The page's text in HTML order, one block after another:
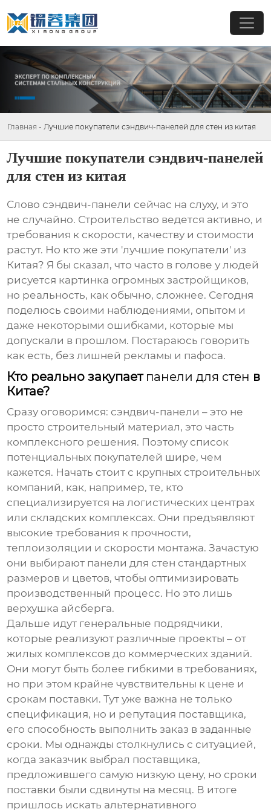
Главная - Лучшие покупатели сэндвич-панелей для стен из китая
Лучшие покупатели сэндвич-панелей
для стен из китая
Слово сэндвич-панели сейчас на слуху, и это
не случайно. Строительство ведется активно, и
требования к скорости, качеству и стоимости
растут. Но кто же эти 'лучшие покупатели' из
Китая? Я бы сказал, что часто в голове у людей
рисуется картинка огромных застройщиков,
но реальность, как обычно, сложнее. Сегодня
поделюсь своими наблюдениями, опытом и
даже некоторыми ошибками, которые мы
допускали в прошлом. Постараюсь говорить
как есть, без лишней рекламы и пафоса.
Кто реально закупает панели для стен в
Китае?
Сразу оговоримся: сэндвич-панели – это не
просто строительный материал, это часть
комплексного решения. Поэтому список
потенциальных покупателей шире, чем
кажется. Начать стоит с крупных строительных
компаний, как, например, те, кто
специализируется на логистических центрах
или складских комплексах. Они предъявляют
высокие требования к прочности,
теплоизоляции и скорости монтажа. Зачастую
они выбирают панели для стен стандартных
размеров и цветов, чтобы оптимизировать
производственный процесс. Но это лишь
верхушка айсберга.
Дальше идут генеральные подрядчики,
которые реализуют различные проекты – от
жилых комплексов до коммерческих зданий.
Они могут быть более гибкими в требованиях,
но при этом крайне чувствительны к цене и
срокам поставки. Тут уже важна не только
спецификация, но и репутация поставщика,
его способность выполнить заказ в заданные
сроки. Мы однажды столкнулись с ситуацией,
когда заказчик выбрал поставщика,
предложившего самую низкую цену, но сроки
поставки были сдвинуты на месяц. В итоге
пришлось искать альтернативного